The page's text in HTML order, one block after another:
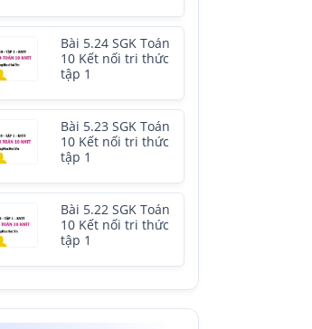
Bài 5.24 SGK Toán
10 Kết nối tri thức
tập 1
Bài 5.23 SGK Toán
10 Kết nối tri thức
tập 1
Bài 5.22 SGK Toán
10 Kết nối tri thức
tập 1